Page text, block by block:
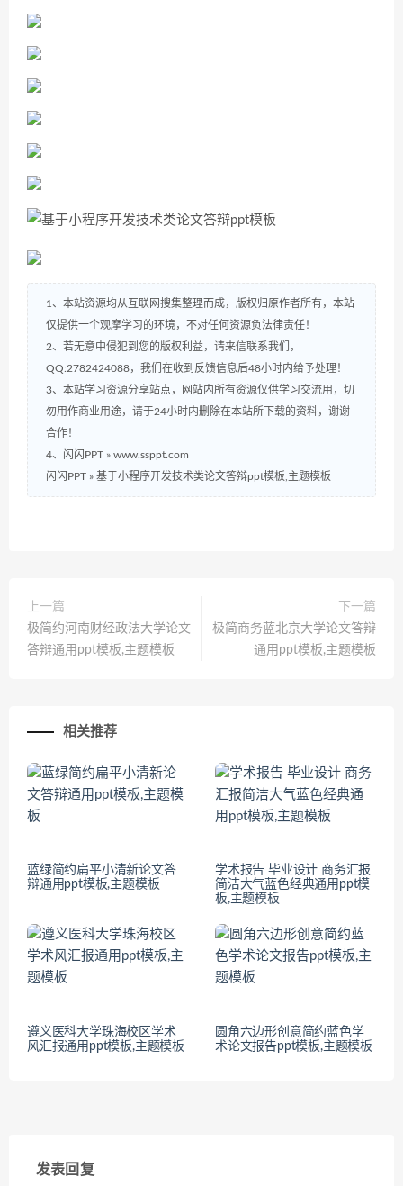
1、本站资源均从互联网搜集整理而成，版权归原作者所有，本站
仅提供一个观摩学习的环境，不对任何资源负法律责任！
2、若无意中侵犯到您的版权利益，请来信联系我们，
QQ:2782424088，我们在收到反馈信息后48小时内给予处理！
3、本站学习资源分享站点，网站内所有资源仅供学习交流用，切
勿用作商业用途，请于24小时内删除在本站所下载的资料，谢谢
合作！
4、闪闪PPT » www.ssppt.com
闪闪PPT » 基于小程序开发技术类论文答辩ppt模板,主题模板
上一篇
极简约河南财经政法大学论文
答辩通用ppt模板,主题模板
下一篇
极简商务蓝北京大学论文答辩
通用ppt模板,主题模板
相关推荐
蓝绿简约扁平小清新论文答
辩通用ppt模板,主题模板
学术报告 毕业设计 商务汇报
简洁大气蓝色经典通用ppt模
板,主题模板
遵义医科大学珠海校区学术
风汇报通用ppt模板,主题模板
圆角六边形创意简约蓝色学
术论文报告ppt模板,主题模板
发表回复